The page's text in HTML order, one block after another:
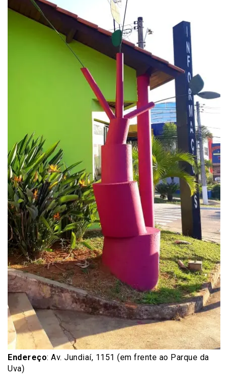
Endereço: Av. Jundiaí, 1151 (em frente ao Parque da
Uva)